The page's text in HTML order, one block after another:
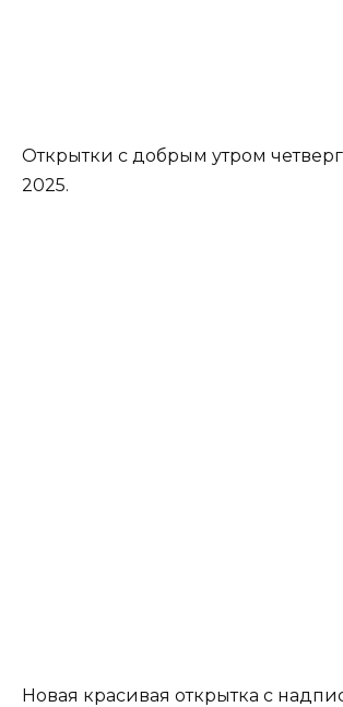
Открытки с добрым утром
2025.
Новая красивая открытка с